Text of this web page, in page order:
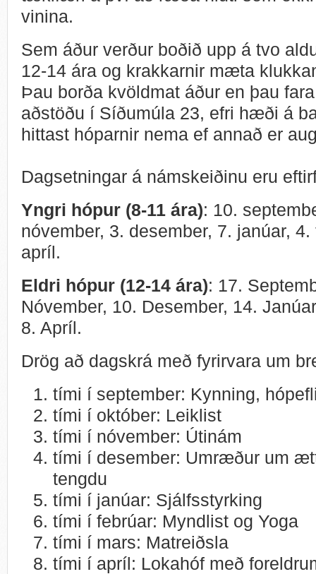
vinina.
Sem áður verður boðið upp á tvo
12-14 ára og krakkarnir mæta
Þau borða kvöldmat áður en þau
aðstöðu í Síðumúla 23, efri hæði á
hittast hóparnir nema ef annað er
Dagsetningar á námskeiðinu eru
Yngri hópur (8-11 ára): 10.
nóvember, 3. desember, 7. janúar,
apríl.
Eldri hópur (12-14 ára): 17.
Nóvember, 10. Desember, 14.
8. Apríl.
Drög að dagskrá með fyrirvara um
tími í september: Kynning,
tími í október: Leiklist
tími í nóvember: Útinám
tími í desember: Umræður um
tengdu
tími í janúar: Sjálfsstyrking
tími í febrúar: Myndlist og Yoga
tími í mars: Matreiðsla
tími í apríl: Lokahóf með